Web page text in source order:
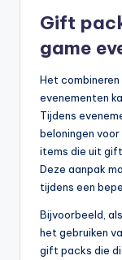
Gift
game
Het
evenementen
Tijdens
beloningen
items die uit gift
Deze aanpak
tijdens een
Bijvoorbeeld,
het gebruiken
gift packs die